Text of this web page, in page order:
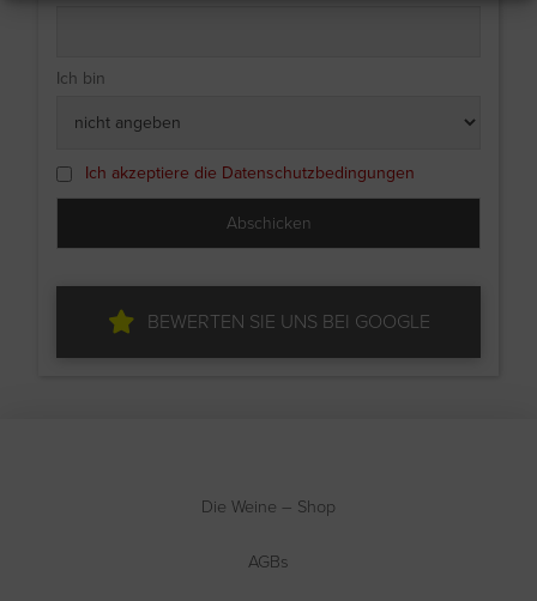
Ich bin
Ich akzeptiere die Datenschutzbedingungen
BEWERTEN SIE UNS BEI GOOGLE
Die Weine – Shop
AGBs